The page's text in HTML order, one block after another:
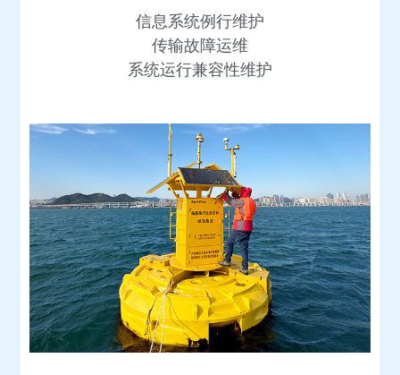
信息系统例行维护
传输故障运维
系统运行兼容性维护